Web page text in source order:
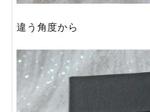
違う角度から